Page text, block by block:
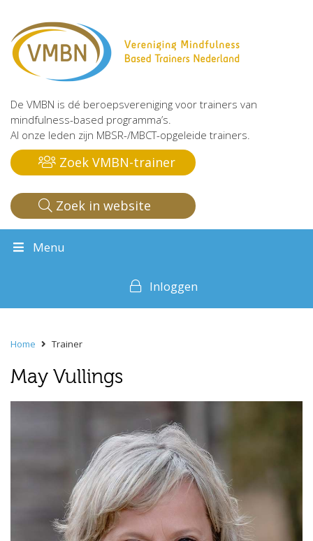
De VMBN is dé beroepsvereniging voor trainers van
mindfulness-based programma’s.
Al onze leden zijn MBSR-/MBCT-opgeleide trainers.
Zoek VMBN-trainer
Zoek in website
Menu
Inloggen
Home Trainer
May Vullings